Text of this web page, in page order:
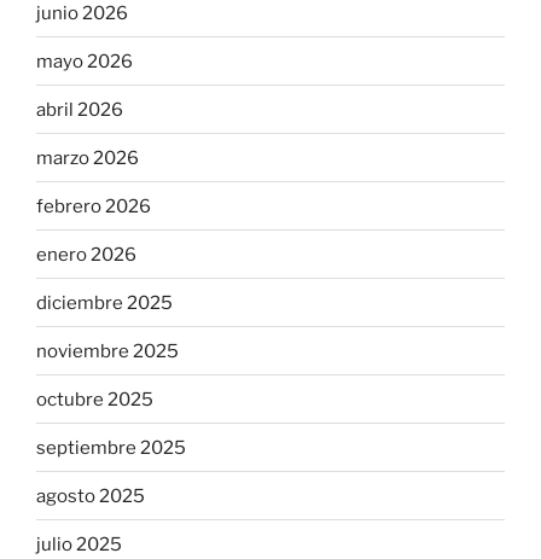
junio 2026
mayo 2026
abril 2026
marzo 2026
febrero 2026
enero 2026
diciembre 2025
noviembre 2025
octubre 2025
septiembre 2025
agosto 2025
julio 2025